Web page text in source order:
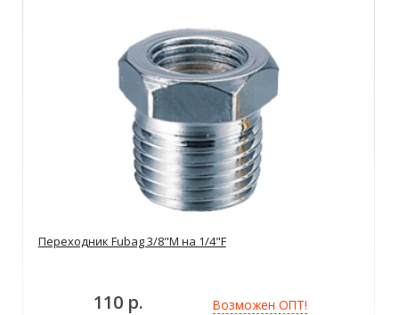
Переходник Fubag 3/8"M на 1/4"F
110 р. Возможен ОПТ!